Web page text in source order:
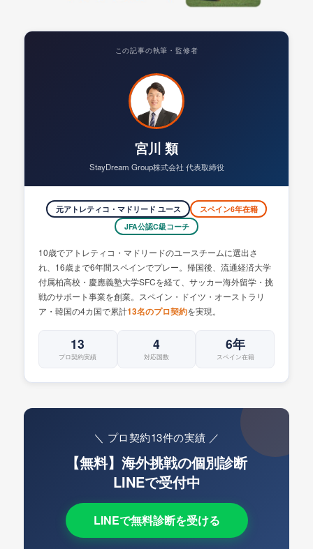
この記事の執筆・監修者
宮川 類
StayDream Group株式会社 代表取締役
元アトレティコ・マドリード ユース
スペイン6年在籍
JFA公認C級コーチ
10歳でアトレティコ・マドリードのユースチームに選出さ
れ、16歳まで6年間スペインでプレー。帰国後、流通経済大学
付属柏高校・慶應義塾大学SFCを経て、サッカー海外留学・挑
戦のサポート事業を創業。スペイン・ドイツ・オーストラリ
ア・韓国の4カ国で累計13名のプロ契約を実現。
13
プロ契約実績
4
対応国数
6年
スペイン在籍
＼ プロ契約13件の実績 ／
【無料】海外挑戦の個別診断
LINEで受付中
LINEで無料診断を受ける